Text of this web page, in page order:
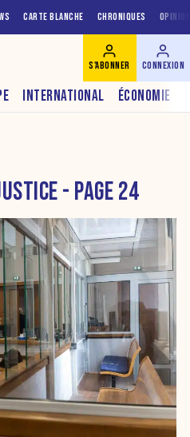
CARTE BLANCHE CHRONIQUES
INTERNATIONAL ÉCONOMIE
S'ABONNER CONNEXION
- PAGE 24